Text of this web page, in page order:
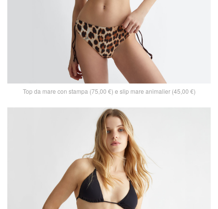
Top da mare con stampa (75,00 €) e slip mare animalier (45,00 €)